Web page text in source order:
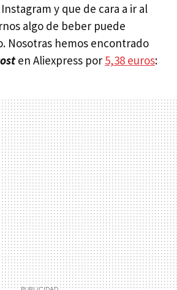
y que de cara a ir al
algo de beber puede
Nosotras hemos encontrado
en Aliexpress por 5,38 euros: